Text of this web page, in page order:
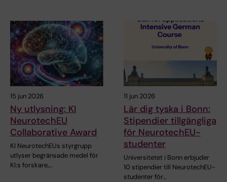
15 jun 2026
Ny utlysning: KI
NeurotechEU
Collaborative Award
KI NeurotechEUs styrgrupp
utlyser begränsade medel för
KI:s forskare,…
11 jun 2026
Lär dig tyska i Bonn:
Stipendier tillgängliga
för NeurotechEU-
studenter
Universitetet i Bonn erbjuder
10 stipendier till NeurotechEU-
studenter för…